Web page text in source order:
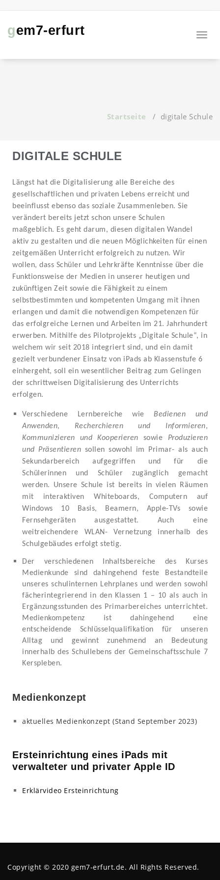
gem7-erfurt
Startseite / digitale Schule
DIGITALE SCHULE
Längst hat die Digitalisierung alle Bereiche des
gesellschaftlichen und privaten Lebens erreicht und
beeinflusst ebenso das soziale Zusammenleben. Sie
verändert bereits jetzt schon unsere Schulen
maßgeblich. Es geht darum, diesen digitalen Wandel
aktiv zu gestalten und die neuen Möglichkeiten für einen
zeitgemäßen Unterricht erfolgreich zu nutzen. Wir
wollen, dass Schüler und Lehrkräfte Kenntnisse über die
Funktionsweise der Medien in unserer heutigen und
zukünftigen Zeit sowie die Fähigkeit zu einem
selbstbestimmten und kompetenten Umgang mit ihnen
erlangen und damit die notwendigen Kompetenzen für
das erfolgreiche Lernen und Arbeiten im 21. Jahrhundert
erwerben. Mithilfe des Pilotprojekts „Digitale Schule“, in
welchem wir seit 2018 integriert sind, und ein damit
gezielt verbundener Einsatz von iPads ab Klassenstufe 6
einhergeht, soll ein wesentlicher Beitrag zum Gelingen
der schrittweisen Digitalisierung des Unterrichts
erfolgen.
Verschiedene Lernbereiche wie Bedienen und
Anwenden, Recherchieren und Informieren,
Kommunizieren und Kooperieren sowie Produzieren
und Präsentieren sollen sowohl im Primar- als auch
Sekundarbereich aufgegriffen und für die
Schülerinnen und Schüler zugänglich gemacht
werden. Unsere Schule ist bereits in vielen Räumen
mit interaktiven Whiteboards, Computern auf
Windows 10 Basis, Beamern, Apple-TVs sowie
Fernsehgeräten ausgestattet. Auch eine
weitreichendere WLAN- Vernetzung innerhalb des
Schulgebäudes erfolgt stetig.
Der verschiedenen Inhaltsbereiche des Kurses
Medienkunde sind dahingehend feste Bestandteile
unseres schulinternen Lehrplanes und werden sowohl
fächerintegrierend in den Klassen 1 – 10 als auch in
Ergänzungsstunden des Primarbereiches unterrichtet.
Medienkompetenz ist dahingehend eine
entscheidende Schlüsselqualifikation für unseren
Alltag und gewinnt zunehmend an Bedeutung
innerhalb des Schullebens der Gemeinschaftsschule 7
Kerspleben.
Medienkonzept
aktuelles Medienkonzept (Stand September 2023)
Ersteinrichtung eines iPads mit
verwalteter und privater Apple ID
Erklärvideo Ersteinrichtung
Copyright © 2020 gem7-erfurt.de. All Rights Reserved.